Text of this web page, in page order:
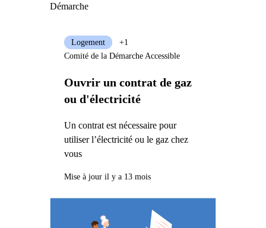
Démarche
Ouvrir un contrat de gaz
ou d'électricité
Un contrat est nécessaire pour
utiliser l’électricité ou le gaz chez
vous
Logement
+1
Comité de la Démarche Accessible
Mise à jour il y a 13 mois